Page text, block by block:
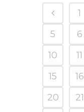
1
5
6
10
11
15
16
20
21